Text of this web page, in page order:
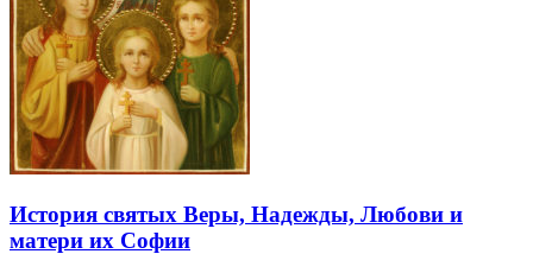
История святых Веры, Надежды, Любови и
матери их Софии